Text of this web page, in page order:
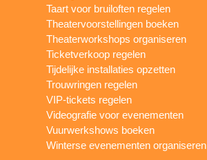
Taart voor bruiloften regelen
Theatervoorstellingen boeken
Theaterworkshops organiseren
Ticketverkoop regelen
Tijdelijke installaties opzetten
Trouwringen regelen
VIP-tickets regelen
Videografie voor evenementen
Vuurwerkshows boeken
Winterse evenementen organiseren